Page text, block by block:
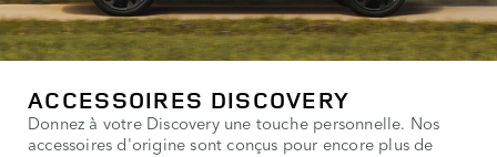
ACCESSOIRES DISCOVERY
Donnez à votre Discovery une touche personnelle. Nos
accessoires d'origine sont conçus pour encore plus de